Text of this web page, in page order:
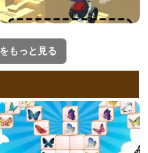
もっと見る